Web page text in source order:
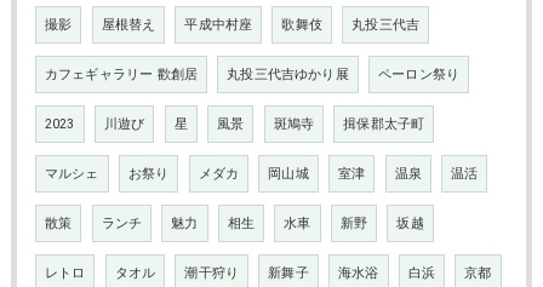
撮影 屋根替え 平成中村座 歌舞伎 丸投三代吉
カフェギャラリー 歡創居 丸投三代吉ゆかり展 ペーロン祭り
2023 川遊び 星 風景 斑鳩寺 揖保郡太子町
マルシェ お祭り メダカ 岡山城 室津 温泉 温活
散策 ランチ 魅力 相生 水車 新野 坂越
レトロ タオル 潮干狩り 新舞子 海水浴 白浜 京都